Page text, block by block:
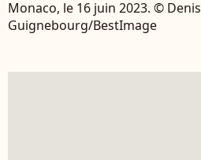
Monaco, le 16 juin 2023. © Denis
Guignebourg/BestImage